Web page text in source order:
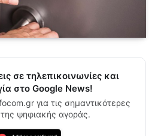
σε τηλεπικοινωνίες και
στο Google News!
για τις σημαντικότερες
της ψηφιακής αγοράς.